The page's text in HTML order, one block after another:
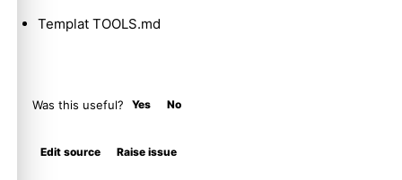
Templat TOOLS.md
Was this useful? Yes No
Edit source Raise issue